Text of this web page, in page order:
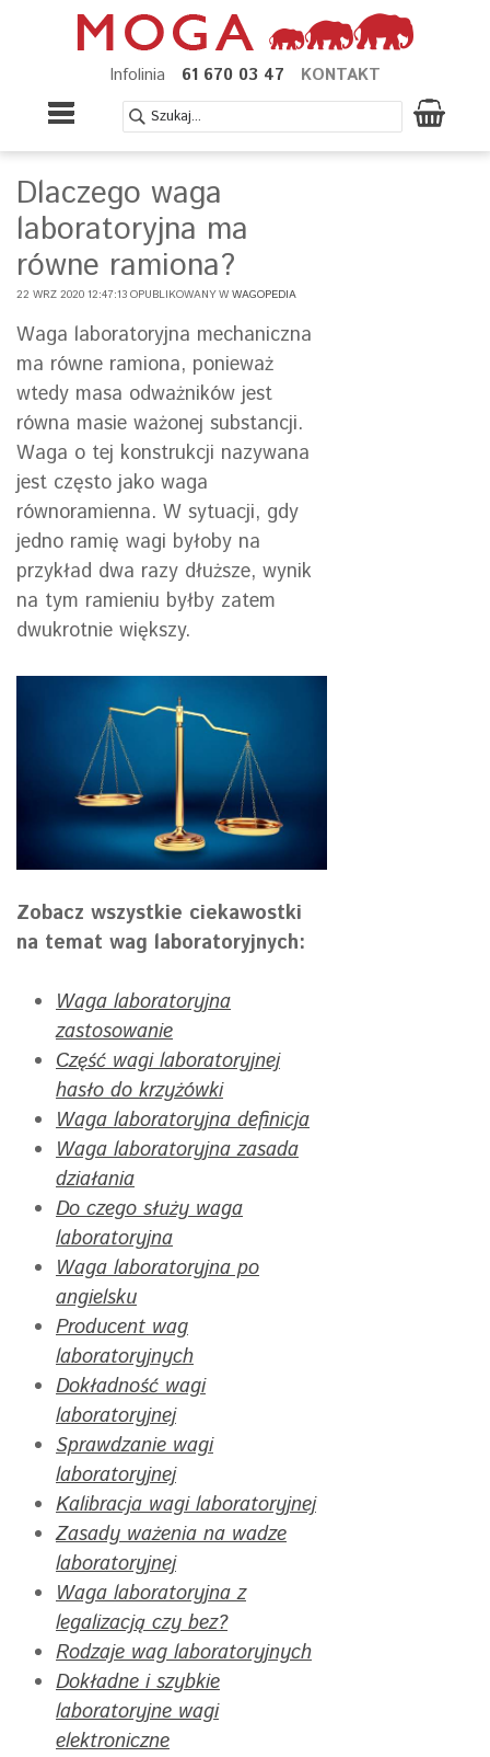
Infolinia 61 670 03 47 KONTAKT
Dlaczego waga
laboratoryjna ma
równe ramiona?
22 WRZ 2020 12:47:13 OPUBLIKOWANY W WAGOPEDIA
Waga laboratoryjna mechaniczna
ma równe ramiona, ponieważ
wtedy masa odważników jest
równa masie ważonej substancji.
Waga o tej konstrukcji nazywana
jest często jako waga
równoramienna. W sytuacji, gdy
jedno ramię wagi byłoby na
przykład dwa razy dłuższe, wynik
na tym ramieniu byłby zatem
dwukrotnie większy.
Zobacz wszystkie ciekawostki
na temat wag laboratoryjnych:
Waga laboratoryjna
zastosowanie
Część wagi laboratoryjnej
hasło do krzyżówki
Waga laboratoryjna definicja
Waga laboratoryjna zasada
działania
Do czego służy waga
laboratoryjna
Waga laboratoryjna po
angielsku
Producent wag
laboratoryjnych
Dokładność wagi
laboratoryjnej
Sprawdzanie wagi
laboratoryjnej
Kalibracja wagi laboratoryjnej
Zasady ważenia na wadze
laboratoryjnej
Waga laboratoryjna z
legalizacją czy bez?
Rodzaje wag laboratoryjnych
Dokładne i szybkie
laboratoryjne wagi
elektroniczne